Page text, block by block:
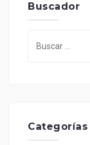
Buscador
Categorías